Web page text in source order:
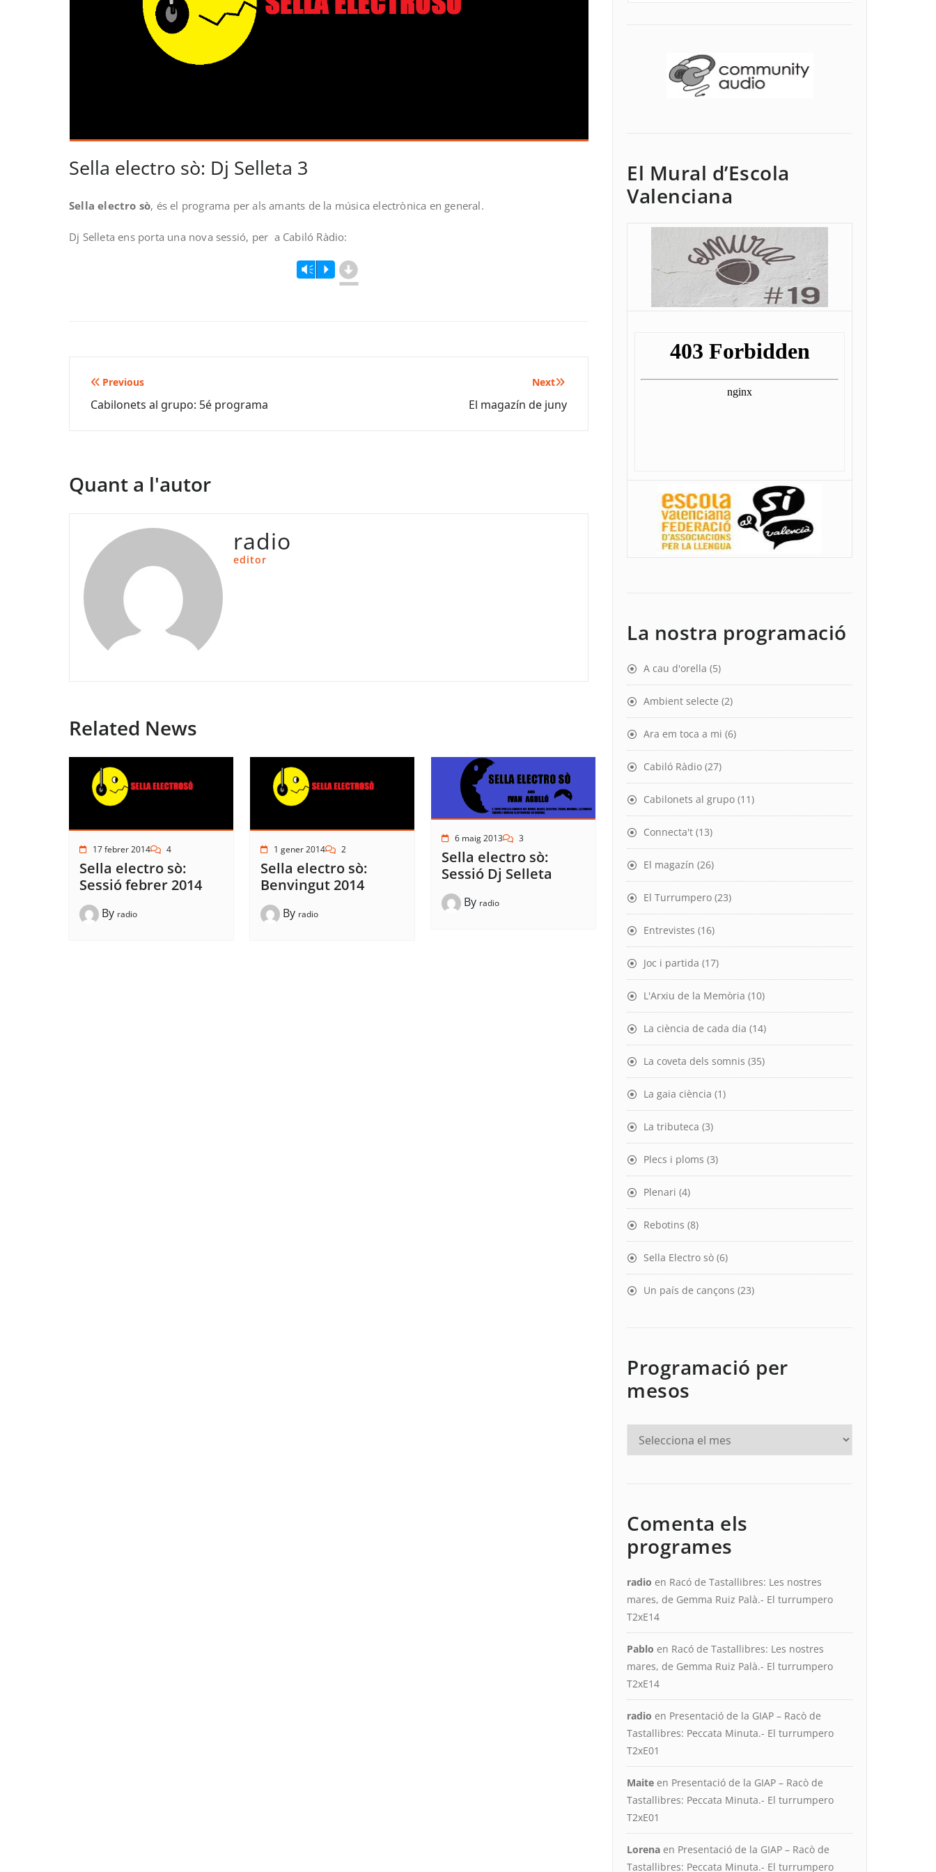
Sella electro sò: Dj Selleta 3
Sella electro sò, és el programa per als amants de la música electrònica en general.
Dj Selleta ens porta una nova sessió, per a Cabiló Ràdio:
Vm P d
Navegació
d'entrades
Previous
Cabilonets al grupo: 5é programa
Next
El magazín de juny
Quant a l'autor
radio
editor
Related News
17 febrer 2014 4
Sella electro sò:
Sessió febrer 2014
By radio
1 gener 2014 2
Sella electro sò:
Benvingut 2014
By radio
6 maig 2013 3
Sella electro sò:
Sessió Dj Selleta
By radio
El Mural d’Escola
Valenciana
La nostra programació
A cau d'orella (5)
Ambient selecte (2)
Ara em toca a mi (6)
Cabiló Ràdio (27)
Cabilonets al grupo (11)
Connecta't (13)
El magazín (26)
El Turrumpero (23)
Entrevistes (16)
Joc i partida (17)
L'Arxiu de la Memòria (10)
La ciència de cada dia (14)
La coveta dels somnis (35)
La gaia ciència (1)
La tributeca (3)
Plecs i ploms (3)
Plenari (4)
Rebotins (8)
Sella Electro sò (6)
Un país de cançons (23)
Programació per
mesos
Comenta els
programes
radio en Racó de Tastallibres: Les nostres
mares, de Gemma Ruiz Palà.- El turrumpero
T2xE14
Pablo en Racó de Tastallibres: Les nostres
mares, de Gemma Ruiz Palà.- El turrumpero
T2xE14
radio en Presentació de la GIAP – Racò de
Tastallibres: Peccata Minuta.- El turrumpero
T2xE01
Maite en Presentació de la GIAP – Racò de
Tastallibres: Peccata Minuta.- El turrumpero
T2xE01
Lorena en Presentació de la GIAP – Racò de
Tastallibres: Peccata Minuta.- El turrumpero